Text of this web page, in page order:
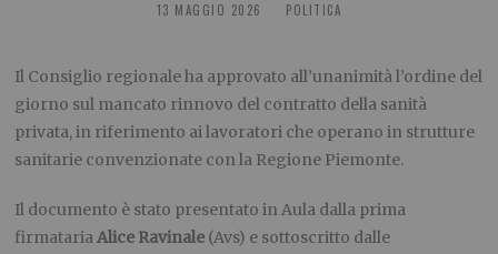
13 MAGGIO 2026 POLITICA
Il Consiglio regionale ha approvato all’unanimità l’ordine del
giorno sul mancato rinnovo del contratto della sanità
privata, in riferimento ai lavoratori che operano in strutture
sanitarie convenzionate con la Regione Piemonte.
Il documento è stato presentato in Aula dalla prima
firmatariaAlice Ravinale (Avs) e sottoscritto dalle